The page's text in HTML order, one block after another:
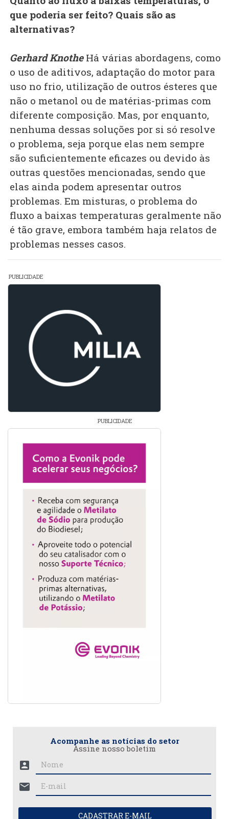
que poderia ser feito? Quais são as
alternativas?
Gerhard KnotheHá várias abordagens, como
o uso de aditivos, adaptação do motor para
uso no frio, utilização de outros ésteres que
não o metanol ou de matérias-primas com
diferente composição. Mas, por enquanto,
nenhuma dessas soluções por si só resolve
o problema, seja porque elas nem sempre
são suficientemente eficazes ou devido às
outras questões mencionadas, sendo que
elas ainda podem apresentar outros
problemas. Em misturas, o problema do
fluxo a baixas temperaturas geralmente não
é tão grave, embora também haja relatos de
problemas nesses casos.
PUBLICIDADE
PUBLICIDADE
Acompanhe as notícias do setor
Assine nosso boletim
account_box
mail
CADASTRAR E-MAIL